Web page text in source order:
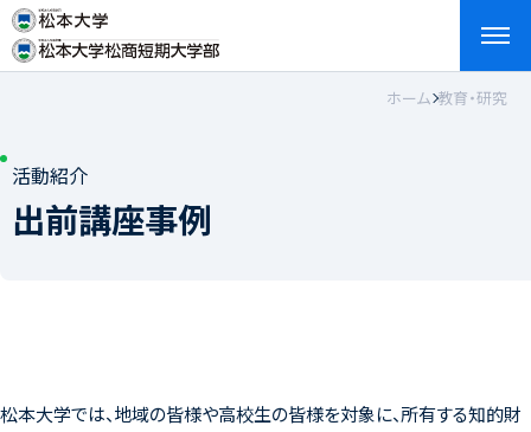
English
ホーム 教育・研究
活動紹介
出前講座事例
松本大学では、地域の皆様や高校生の皆様を対象に、所有する知的財